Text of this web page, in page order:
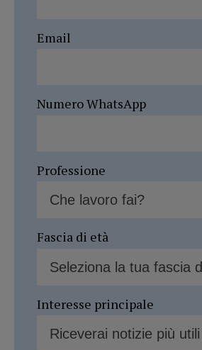
Email
Numero WhatsApp
Professione
Fascia di età
Interesse principale